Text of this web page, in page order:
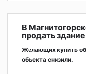
В
продать
Желающих купить
объекта снизили.